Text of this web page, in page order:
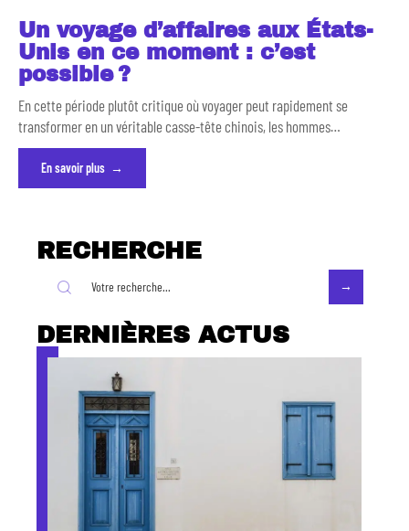
Un voyage d’affaires aux États-
Unis en ce moment : c’est
possible ?
En cette période plutôt critique où voyager peut rapidement se
transformer en un véritable casse-tête chinois, les hommes…
En savoir plus
RECHERCHE
DERNIÈRES ACTUS